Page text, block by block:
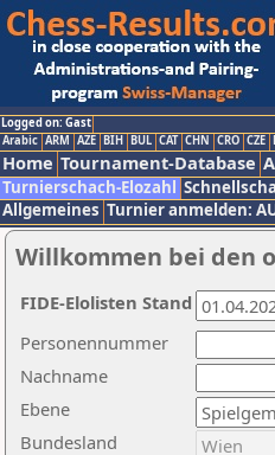
Logged on: Gast
Arabic ARM AZE BIH BUL CAT CHN CRO CZE
Home Tournament-Database
Turnierschach-Elozahl
Allgemeines Turnier anmelden:
Willkommen bei den
Nachname
Ebene
Personennummer
Bundesland
FIDE-Elolisten Stand